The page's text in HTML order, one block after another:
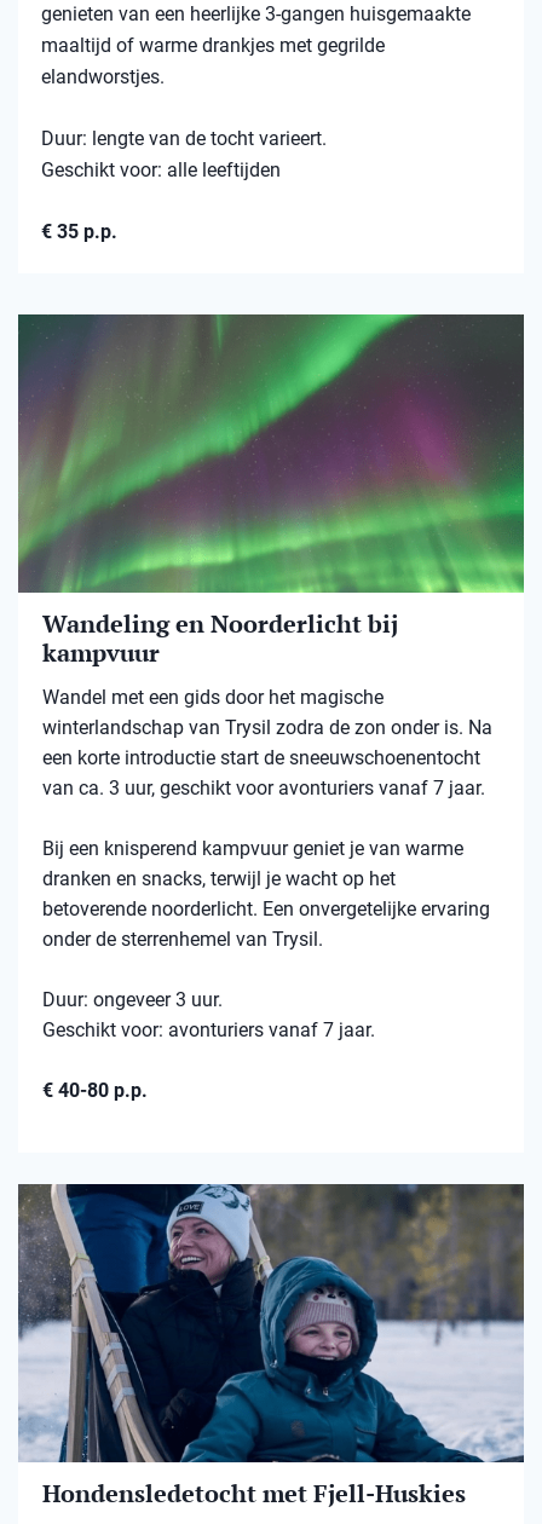
genieten van een heerlijke 3-gangen huisgemaakte
maaltijd of warme drankjes met gegrilde
elandworstjes.
Duur: lengte van de tocht varieert.
Geschikt voor: alle leeftijden
€ 35 p.p.
Wandeling en Noorderlicht bij
kampvuur
Wandel met een gids door het magische
winterlandschap van Trysil zodra de zon onder is. Na
een korte introductie start de sneeuwschoenentocht
van ca. 3 uur, geschikt voor avonturiers vanaf 7 jaar.
Bij een knisperend kampvuur geniet je van warme
dranken en snacks, terwijl je wacht op het
betoverende noorderlicht. Een onvergetelijke ervaring
onder de sterrenhemel van Trysil.
Duur: ongeveer 3 uur.
Geschikt voor: avonturiers vanaf 7 jaar.
€ 40-80 p.p.
Hondensledetocht met Fjell-Huskies